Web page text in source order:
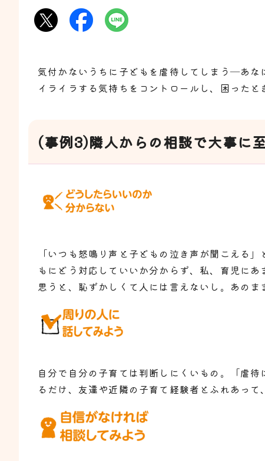
気付かないうちに子どもを虐待してしまう―あな
イライラする気持ちをコントロールし、困ったと
(事例3)隣人からの相談で大事に
「いつも怒鳴り声と子どもの泣き声が聞こえる
もにどう対応していいか分からず、私、育児に
思うと、恥ずかしくて人には言えないし。あの
自分で自分の子育ては判断しにくいもの。「虐
るだけ、友達や近隣の子育て経験者とふれあって